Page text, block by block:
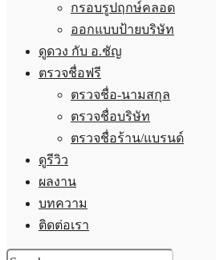
กรอบรูปฤกษ์คลอด
ออกแบบป้ายบริษัท
ดูดวง กับ อ.ชัญ
ตรวจชื่อฟรี
ตรวจชื่อ-นามสกุล
ตรวจชื่อบริษัท
ตรวจชื่อร้าน/แบรนด์
ดูรีวิว
ผลงาน
บทความ
ติดต่อเรา